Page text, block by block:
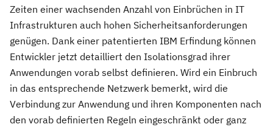
Zeiten einer wachsenden Anzahl von Einbrüchen in IT
Infrastrukturen auch hohen Sicherheitsanforderungen
genügen. Dank einer patentierten IBM Erfindung können
Entwickler jetzt detailliert den Isolationsgrad ihrer
Anwendungen vorab selbst definieren. Wird ein Einbruch
in das entsprechende Netzwerk bemerkt, wird die
Verbindung zur Anwendung und ihren Komponenten nach
den vorab definierten Regeln eingeschränkt oder ganz